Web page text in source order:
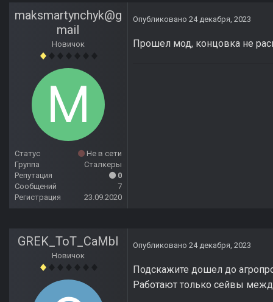
maksmartynchyk@g
mail
Новичок
Статус
Не в сети
Группа
Сталкеры
Репутация
0
Сообщений
7
Регистрация
23.09.2020
Опубликовано 24 декабря, 2023
Прошел мод, концовка не
GREK_ToT_CaMbI
Новичок
Опубликовано 24 декабря, 2023
Подскажите дошел до
Работают только сейвы